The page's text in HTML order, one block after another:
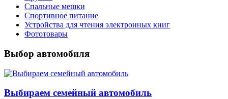
Спальные мешки
Спортивное питание
Устройства для чтения электронных книг
Фототовары
Выбор автомобиля
Выбираем семейный автомобиль